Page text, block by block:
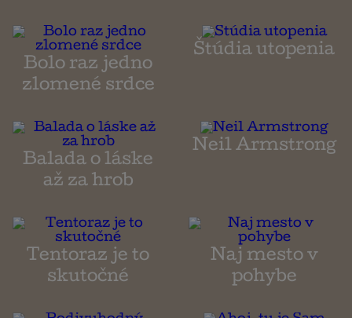
Bolo raz jedno
zlomené srdce
Štúdia utopenia
Balada o láske
až za hrob
Neil Armstrong
Tentoraz je to
skutočné
Naj mesto v
pohybe